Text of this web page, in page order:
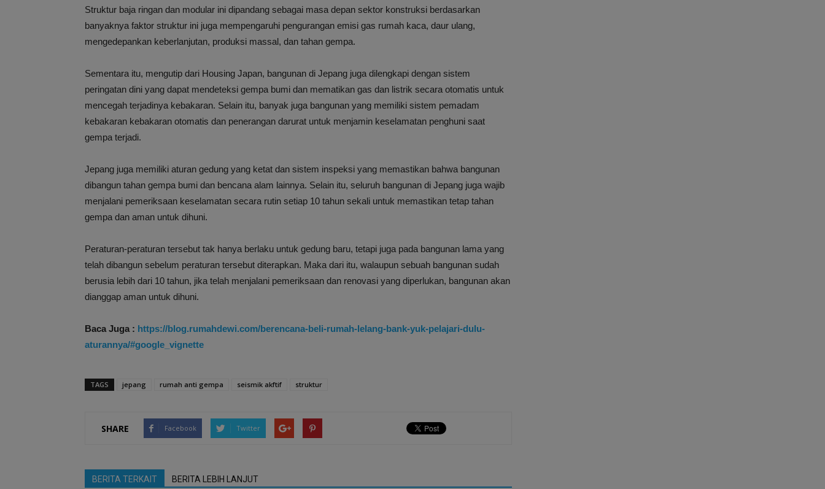
Struktur baja ringan dan modular ini dipandang sebagai masa depan sektor konstruksi berdasarkan
banyaknya faktor struktur ini juga mempengaruhi pengurangan emisi gas rumah kaca, daur ulang,
mengedepankan keberlanjutan, produksi massal, dan tahan gempa.
Sementara itu, mengutip dari Housing Japan, bangunan di Jepang juga dilengkapi dengan sistem
peringatan dini yang dapat mendeteksi gempa bumi dan mematikan gas dan listrik secara otomatis untuk
mencegah terjadinya kebakaran. Selain itu, banyak juga bangunan yang memiliki sistem pemadam
kebakaran kebakaran otomatis dan penerangan darurat untuk menjamin keselamatan penghuni saat
gempa terjadi.
Jepang juga memiliki aturan gedung yang ketat dan sistem inspeksi yang memastikan bahwa bangunan
dibangun tahan gempa bumi dan bencana alam lainnya. Selain itu, seluruh bangunan di Jepang juga wajib
menjalani pemeriksaan keselamatan secara rutin setiap 10 tahun sekali untuk memastikan tetap tahan
gempa dan aman untuk dihuni.
Peraturan-peraturan tersebut tak hanya berlaku untuk gedung baru, tetapi juga pada bangunan lama yang
telah dibangun sebelum peraturan tersebut diterapkan. Maka dari itu, walaupun sebuah bangunan sudah
berusia lebih dari 10 tahun, jika telah menjalani pemeriksaan dan renovasi yang diperlukan, bangunan akan
dianggap aman untuk dihuni.
Baca Juga : https://blog.rumahdewi.com/berencana-beli-rumah-lelang-bank-yuk-pelajari-dulu-
aturannya/#google_vignette
TAGS jepang rumah anti gempa seismik akftif struktur
SHARE Facebook Twitter
BERITA TERKAIT BERITA LEBIH LANJUT